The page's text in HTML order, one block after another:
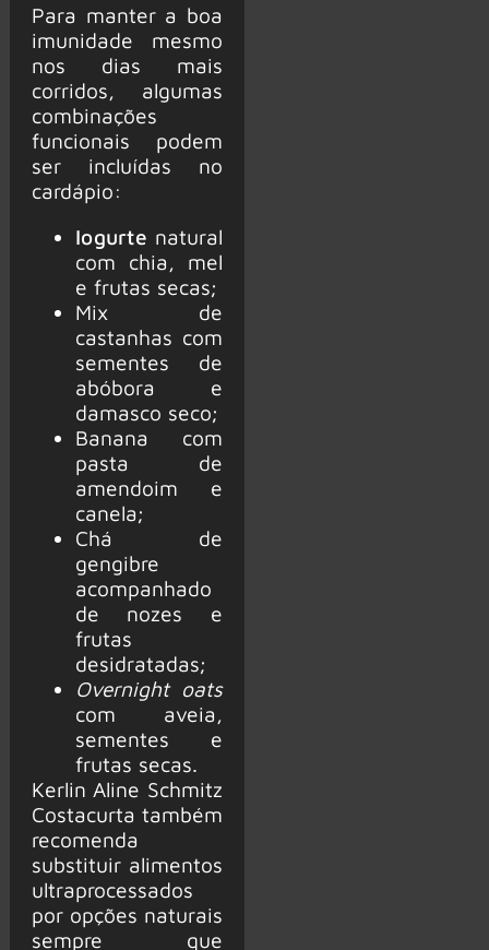
Para manter a boa
imunidade mesmo
nos dias mais
corridos, algumas
combinações
funcionais podem
ser incluídas no
cardápio:
Iogurte natural
com chia, mel
e frutas secas;
Mix de
castanhas com
sementes de
abóbora e
damasco seco;
Banana com
pasta de
amendoim e
canela;
Chá de
gengibre
acompanhado
de nozes e
frutas
desidratadas;
Overnight oats
com aveia,
sementes e
frutas secas.
Kerlin Aline Schmitz
Costacurta também
recomenda
substituir alimentos
ultraprocessados
por opções naturais
sempre que